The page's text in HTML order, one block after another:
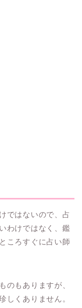
ではないので、占
わけではなく、鑑
ころすぐに占い師
のもありますが、
しくありません。